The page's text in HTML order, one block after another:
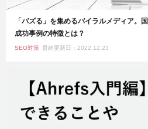
「バズる」を集めるバイラルメディア。
成功事例の特徴とは？
SEO対策 最終更新日：2022.12.23